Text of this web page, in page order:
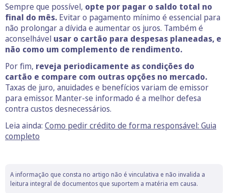
Sempre que possível, opte por pagar o saldo total no
final do mês. Evitar o pagamento mínimo é essencial para
não prolongar a dívida e aumentar os juros. Também é
aconselhável usar o cartão para despesas planeadas, e
não como um complemento de rendimento.
Por fim, reveja periodicamente as condições do
cartão e compare com outras opções no mercado.
Taxas de juro, anuidades e benefícios variam de emissor
para emissor. Manter-se informado é a melhor defesa
contra custos desnecessários.
Leia ainda: Como pedir crédito de forma responsável: Guia
completo
A informação que consta no artigo não é vinculativa e não invalida a
leitura integral de documentos que suportem a matéria em causa.